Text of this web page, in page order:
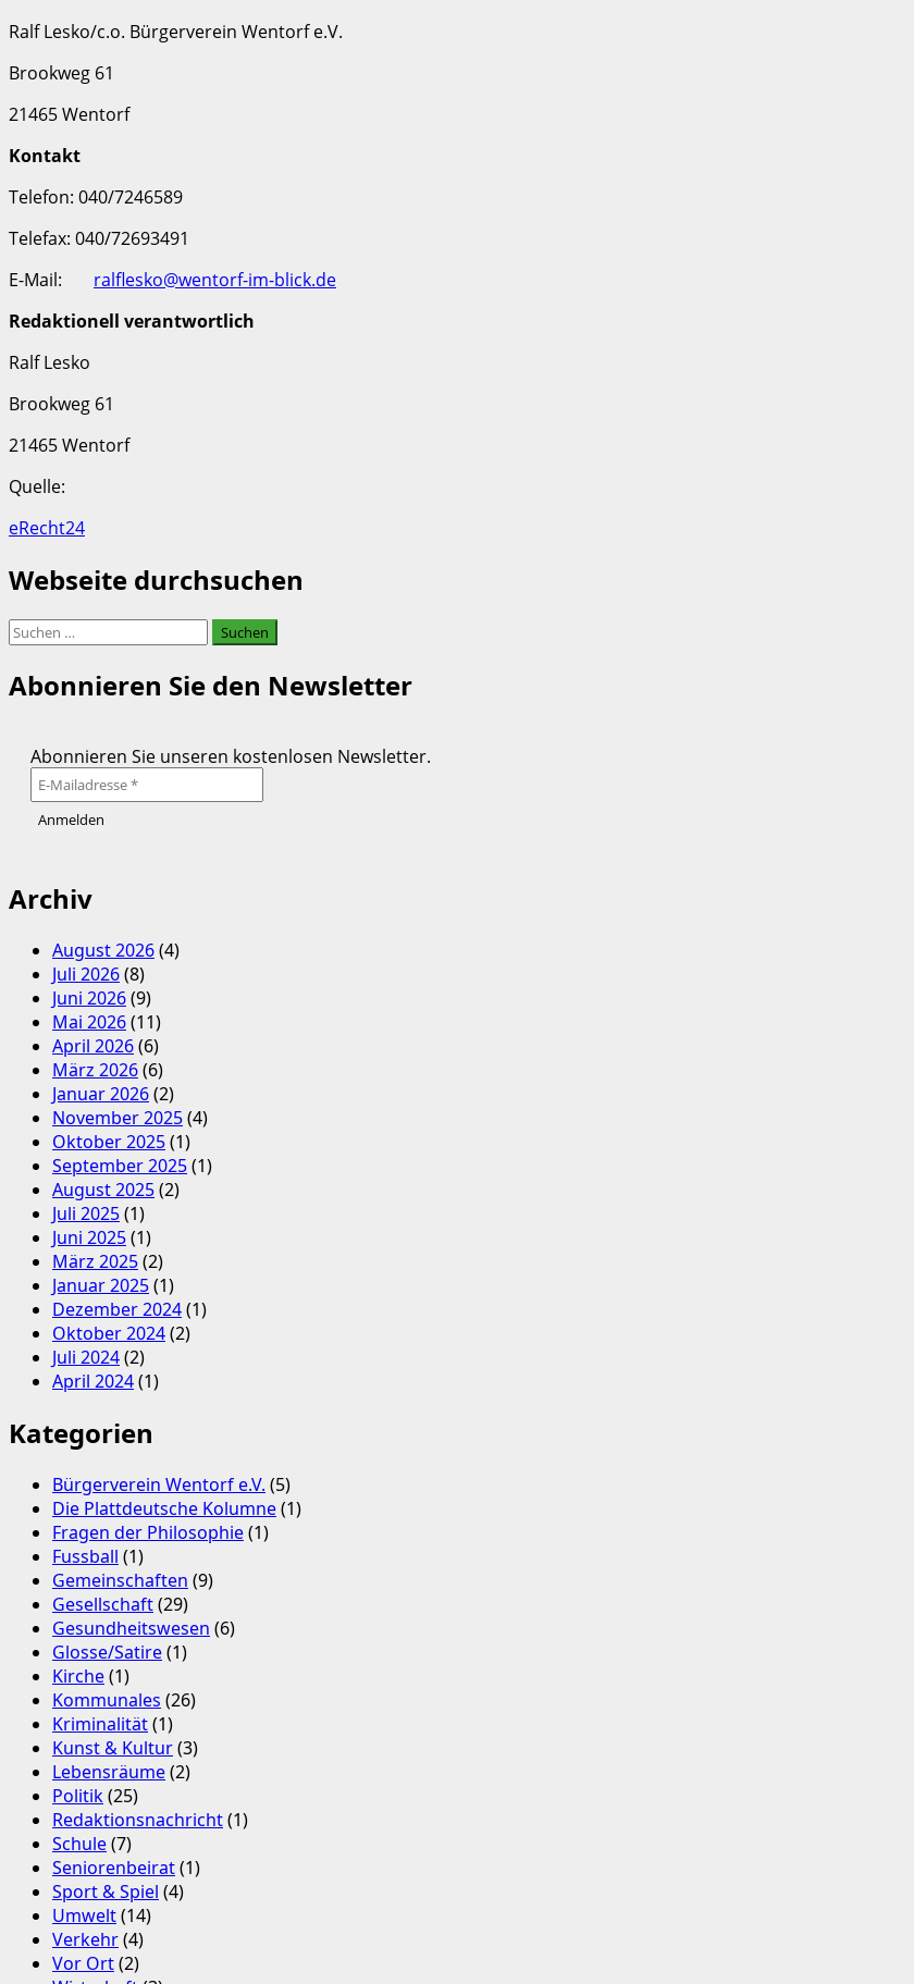
Ralf Lesko/c.o. Bürgerverein Wentorf e.V.
Brookweg 61
21465 Wentorf
Kontakt
Telefon: 040/7246589
Telefax: 040/72693491
E-Mail:
ralflesko@wentorf-im-blick.de
Redaktionell verantwortlich
Ralf Lesko
Brookweg 61
21465 Wentorf
Quelle:
eRecht24
Webseite durchsuchen
Suchen
nach:
Abonnieren Sie den Newsletter
Abonnieren Sie unseren kostenlosen Newsletter.
Archiv
August 2026(4)
Juli 2026(8)
Juni 2026(9)
Mai 2026(11)
April 2026(6)
März 2026(6)
Januar 2026(2)
November 2025(4)
Oktober 2025(1)
September 2025(1)
August 2025(2)
Juli 2025(1)
Juni 2025(1)
März 2025(2)
Januar 2025(1)
Dezember 2024(1)
Oktober 2024(2)
Juli 2024(2)
April 2024(1)
Kategorien
Bürgerverein Wentorf e.V. (5)
Die Plattdeutsche Kolumne(1)
Fragen der Philosophie(1)
Fussball (1)
Gemeinschaften (9)
Gesellschaft(29)
Gesundheitswesen (6)
Glosse/Satire(1)
Kirche(1)
Kommunales (26)
Kriminalität(1)
Kunst & Kultur(3)
Lebensräume(2)
Politik(25)
Redaktionsnachricht(1)
Schule(7)
Seniorenbeirat(1)
Sport & Spiel (4)
Umwelt(14)
Verkehr(4)
Vor Ort(2)